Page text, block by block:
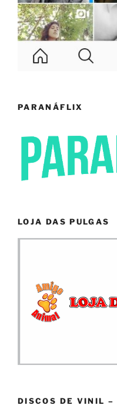
PARANÁFLIX
LOJA DAS PULGAS
DISCOS DE VINIL –